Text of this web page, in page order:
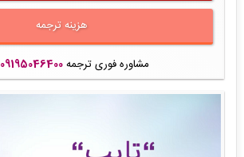
هزینه ترجمه
مشاوره فوری ترجمه09195046400